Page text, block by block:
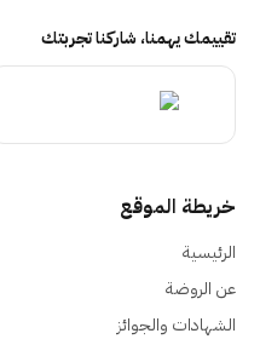
تقييمك يهمنا، شاركنا تجربتك
خريطة الموقع
الرئيسية
عن الروضة
الشهادات والجوائز